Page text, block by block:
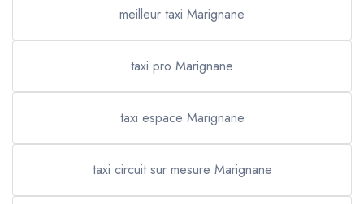
meilleur taxi Marignane
taxi pro Marignane
taxi espace Marignane
taxi circuit sur mesure Marignane